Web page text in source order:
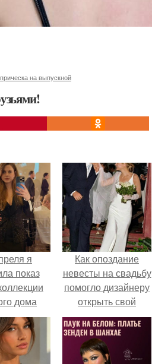
на выпускной
я
показ
дома
в
я
в
Как опоздание
невесты на свадьбу
помогло дизайнеру
открыть свой
бренд.